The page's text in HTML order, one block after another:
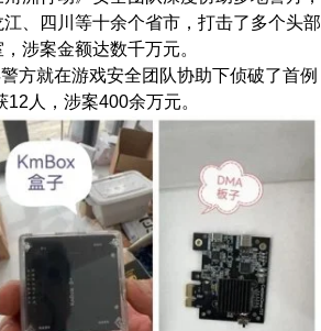
、四川等十余个省市，打击了多个头部
涉案金额达数千万元。
方就在游戏安全团队协助下侦破了首例
人，涉案400余万元。